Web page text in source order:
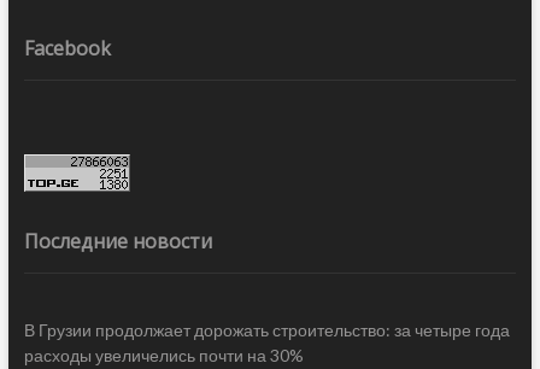
Facebook
Последние новости
В Грузии продолжает дорожать строительство: за четыре года
расходы увеличелись почти на 30%